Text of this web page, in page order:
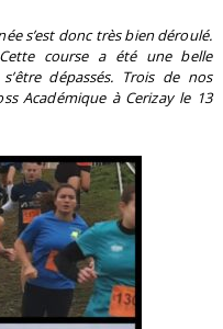
s’est donc très bien déroulé.
course a été une belle
dépassés. Trois de nos
Académique à Cerizay le 13